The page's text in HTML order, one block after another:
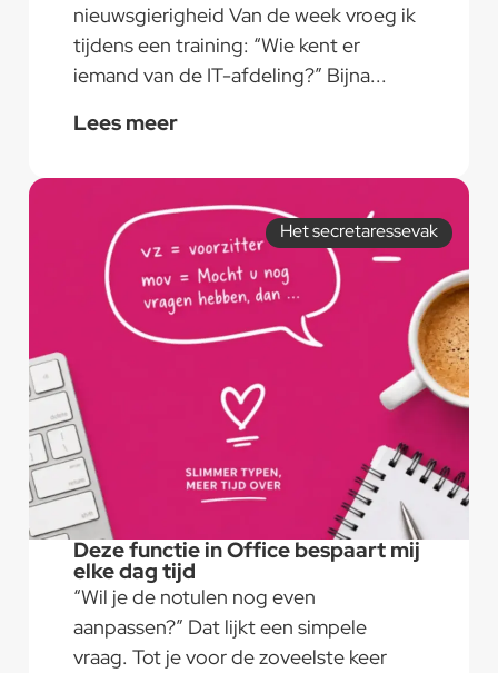
nieuwsgierigheid Van de week vroeg ik
tijdens een training: “Wie kent er
iemand van de IT-afdeling?” Bijna...
Lees meer
Het secretaressevak
Deze functie in Office bespaart mij
elke dag tijd
“Wil je de notulen nog even
aanpassen?” Dat lijkt een simpele
vraag. Tot je voor de zoveelste keer